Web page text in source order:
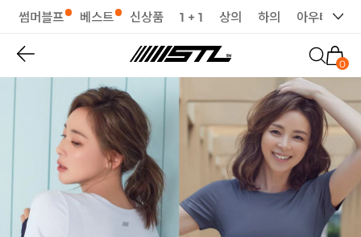
썸머블프 베스트 신상품 1 + 1 상의 하의 아우터
0